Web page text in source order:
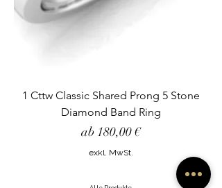
1 Cttw Classic Shared Prong 5 Stone
Diamond Band Ring
ab 180,00 €
Sale-Preis
exkl. MwSt.